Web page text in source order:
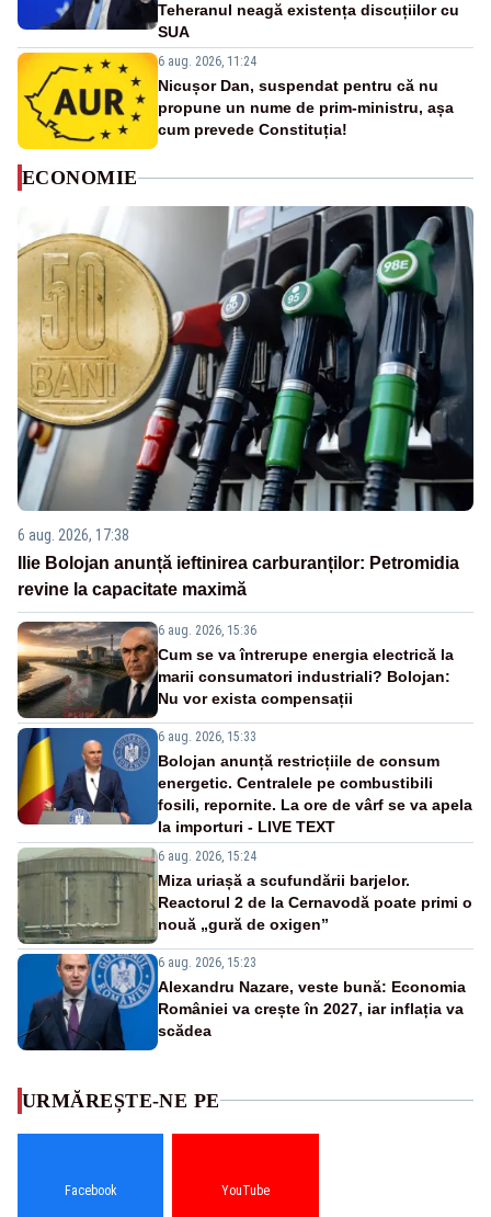
Teheranul neagă existența discuțiilor cu
SUA
6 aug. 2026, 11:24
Nicușor Dan, suspendat pentru că nu
propune un nume de prim-ministru, așa
cum prevede Constituția!
ECONOMIE
6 aug. 2026, 17:38
Ilie Bolojan anunță ieftinirea carburanților: Petromidia
revine la capacitate maximă
6 aug. 2026, 15:36
Cum se va întrerupe energia electrică la
marii consumatori industriali? Bolojan:
Nu vor exista compensații
6 aug. 2026, 15:33
Bolojan anunță restricțiile de consum
energetic. Centralele pe combustibili
fosili, repornite. La ore de vârf se va apela
la importuri - LIVE TEXT
6 aug. 2026, 15:24
Miza uriașă a scufundării barjelor.
Reactorul 2 de la Cernavodă poate primi o
nouă „gură de oxigen”
6 aug. 2026, 15:23
Alexandru Nazare, veste bună: Economia
României va crește în 2027, iar inflația va
scădea
URMĂREȘTE-NE PE
Facebook YouTube